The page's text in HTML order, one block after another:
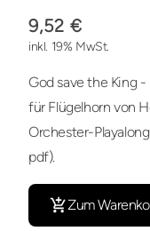
9,52 €
inkl. 19% MwSt.
God save the King
für Flügelhorn von
Orchester-
pdf).
Zum